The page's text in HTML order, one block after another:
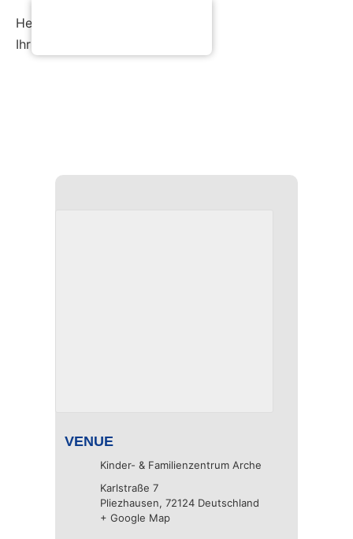
Herzliche Grüße
Ihr Arche Café Team
VENUE
Kinder- & Familienzentrum Arche
Karlstraße 7
Pliezhausen, 72124 Deutschland
+ Google Map